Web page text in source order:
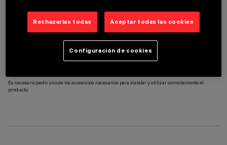
ACCESORIOS NECESARIOS
Es necesario pedir uno de los accesorios necesarios para instalar y utilizar correctamente el
producto:
Rechazarlas todas Aceptar todas las cookies
Configuración de cookies